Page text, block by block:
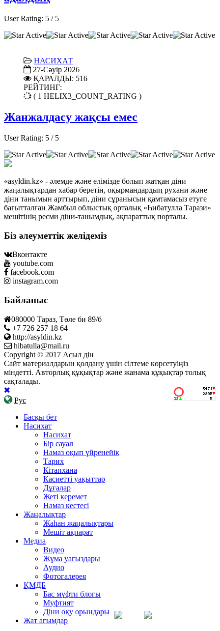
User Rating: 5 / 5
НАСИХАТ
27-Сәуір 2026
ҚАРАЛДЫ: 516
РЕЙТИНГ:
( 1 HELIX3_COUNT_RATING )
Жанжалдасу жақсы емес
User Rating: 5 / 5
«asyldin.kz» - әлемде және елімізде болып жатқан діни
жаңалықтардан хабар беретін, оқырмандардың рухани және
діни танымын арттырып, діни сұранысын қамтамасыз етуге
бағытталған Жамбыл облыстық орталық «Һибатулла Тарази»
мешітінің ресми діни-танымдық, ақпараттық порталы.
Біз әлеуметтік желідеміз
Вконтакте
youtube.com
facebook.com
instagram.com
Байланыс
080000 Тараз, Төле би 89/б
+7 726 257 18 64
http://asyldin.kz
hibatulla@mail.ru
Copyright © 2017 Асыл дін
Сайт материалдарын қолдану үшін сілтеме көрсетуіңіз
міндетті. Авторлық құқықтар және жанама құқықтар толық
сақталады.
Рус
Басқы бет
Насихат
Насихат
Бір сауал
Намаз оқып үйренейік
Тарих
Кітапхана
Касиетті уақыттар
Дұғалар
Жеті керемет
Намаз кестесі
Жаңалықтар
Жаһан жаңалықтары
Мешіт ақпарат
Медиа
Видео
Жұма уағыздары
Аудио
Фотогалерея
ҚМДБ
Бас мүфти блогы
Муфтият
Діни оқу орындары
Жат ағымдар